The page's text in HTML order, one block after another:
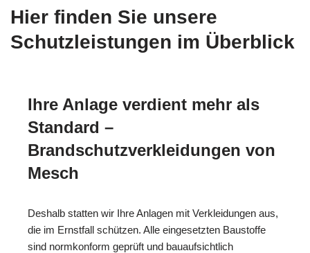
Hier finden Sie unsere
Schutzleistungen im Überblick
Ihre Anlage verdient mehr als
Standard –
Brandschutzverkleidungen von
Mesch
Deshalb statten wir Ihre Anlagen mit Verkleidungen aus,
die im Ernstfall schützen. Alle eingesetzten Baustoffe
sind normkonform geprüft und bauaufsichtlich